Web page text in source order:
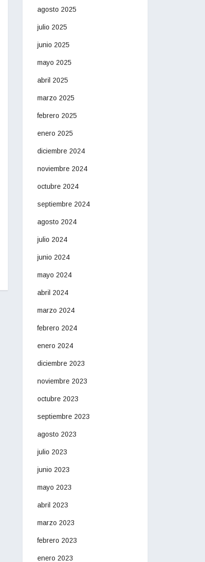
agosto 2025
julio 2025
junio 2025
mayo 2025
abril 2025
marzo 2025
febrero 2025
enero 2025
diciembre 2024
noviembre 2024
octubre 2024
septiembre 2024
agosto 2024
julio 2024
junio 2024
mayo 2024
abril 2024
marzo 2024
febrero 2024
enero 2024
diciembre 2023
noviembre 2023
octubre 2023
septiembre 2023
agosto 2023
julio 2023
junio 2023
mayo 2023
abril 2023
marzo 2023
febrero 2023
enero 2023